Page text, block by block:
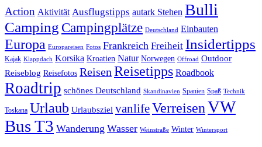
Action Aktivität Ausflugstipps autark Stehen Bulli
Camping Campingplätze Deutschland Einbauten
Europa Europareisen Fotos Frankreich Freiheit Insidertipps
Kajak Klappdach Korsika Kroatien Natur Norwegen Offroad Outdoor
Reiseblog Reisefotos ReisenReisetipps Roadbook
Roadtrip schönes Deutschland Skandinavien Spanien Spaß Technik
Toskana Urlaub Urlaubsziel vanlifeVerreisenVW
Bus T3 Wanderung Wasser Weinstraße Winter Wintersport